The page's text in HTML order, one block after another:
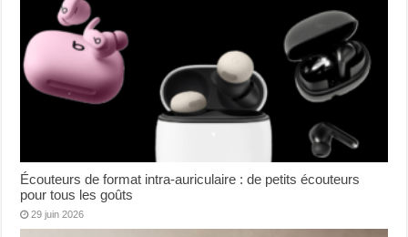
Écouteurs de format intra-auriculaire : de petits écouteurs
pour tous les goûts
29 juin 2026